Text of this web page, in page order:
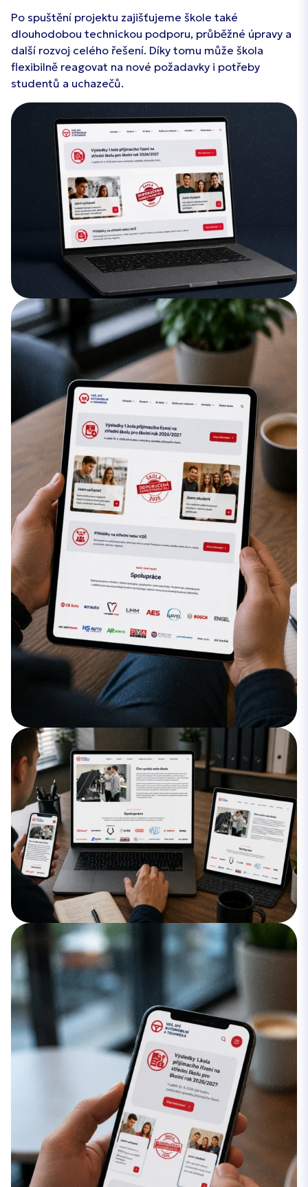
Po spuštění projektu zajišťujeme škole také
dlouhodobou technickou podporu, průběžné úpravy a
další rozvoj celého řešení. Díky tomu může škola
flexibilně reagovat na nové požadavky i potřeby
studentů a uchazečů.